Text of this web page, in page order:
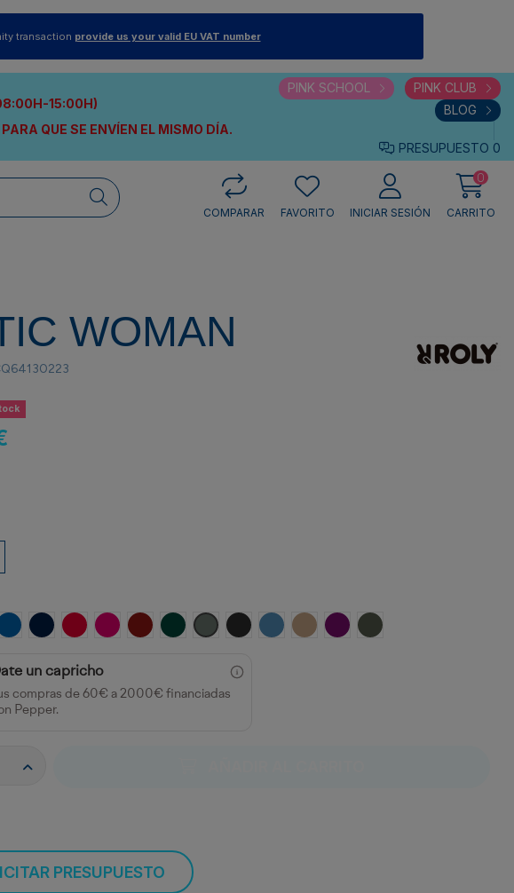
transaction provide us your valid EU VAT number
15:00H)
PARA QUE SE ENVÍEN EL MISMO DÍA.
PINK SCHOOL
PINK CLUB
BLOG
PRESUPUESTO 0
COMPARAR
FAVORITO INICIAR SESIÓN
0
CARRITO
WOMAN
ROYAL MARINOROJO ROSETONGRANATEVERDE BOTELLA
PLOMO NEGRO VIGORE
ROYAL VIGORE
ARENA PURPURAVERDE PINO
un capricho
compras de 60€ a 2000€ financiadas
Pepper.
PRESUPUESTO